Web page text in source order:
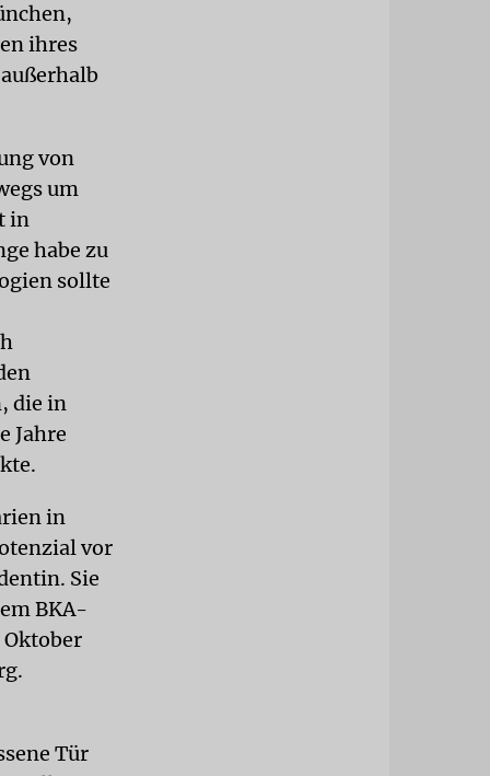
ihres
von
um
in
habe zu
sollte
die in
Jahre
in
vor
Sie
BKA-
Tür